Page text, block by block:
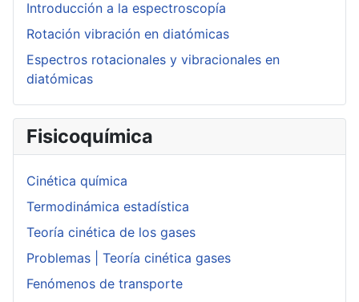
Introducción a la espectroscopía
Rotación vibración en diatómicas
Espectros rotacionales y vibracionales en
diatómicas
Fisicoquímica
Cinética química
Termodinámica estadística
Teoría cinética de los gases
Problemas | Teoría cinética gases
Fenómenos de transporte